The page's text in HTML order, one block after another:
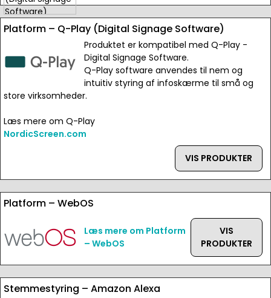
Platform – Q-Play (Digital Signage Software)
Produktet er kompatibel med Q-Play -
Digital Signage Software.
Q-Play software anvendes til nem og
intuitiv styring af infoskærme til små og
store virksomheder.
Læs mere om Q-Play
NordicScreen.com
VIS PRODUKTER
Platform – WebOS
Læs mere om Platform
– WebOS
VIS
PRODUKTER
Stemmestyring – Amazon Alexa